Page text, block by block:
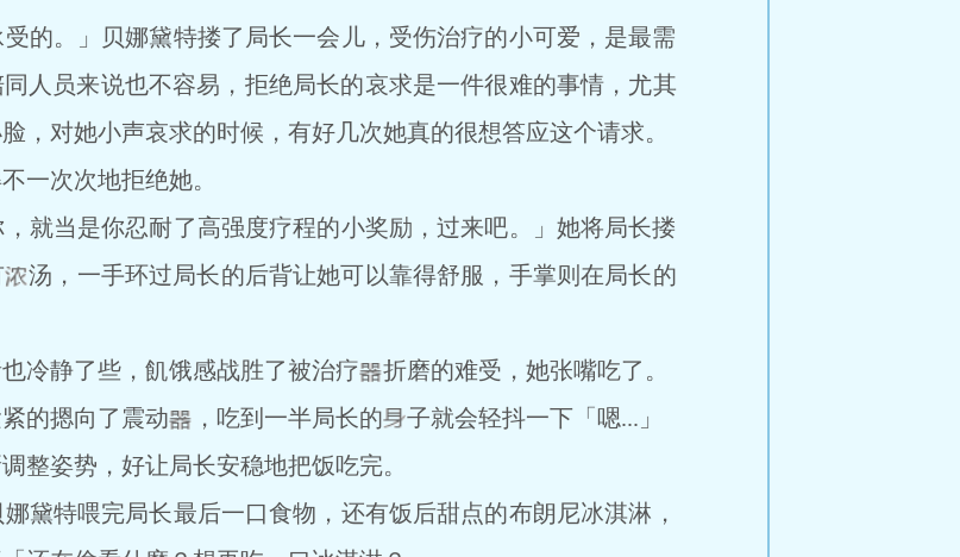
。」贝娜黛特搂了局长一会儿，受伤治疗的小可爱，是最需
人员来说也不容易，拒绝局长的哀求是一件很难的事情，尤其
，对她小声哀求的时候，有好几次她真的很想答应这个请求。
次次地拒绝她。
当是你忍耐了高强度疗程的小奖励，过来吧。」她将局长搂
汤，一手环过局长的后背让她可以靠得舒服，手掌则在局长的
冷静了些，飢饿感战胜了被治疗
折磨的难受，她张嘴吃了。
的摁向了震动 ，吃到一半局长的
子就会轻抖一下「嗯...」
姿势，好让局长安稳地把饭吃完。
黛特喂完局长最后一口食物，还有饭后甜点的布朗尼冰淇淋，